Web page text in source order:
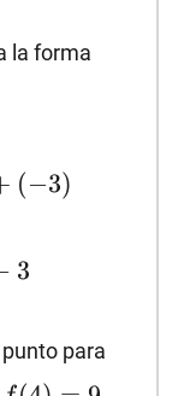
la forma
(−3)
3
para
f(4)=9